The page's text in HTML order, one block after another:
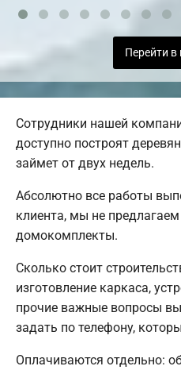
Перейти в
Сотрудники нашей
доступно построят
займет от двух недель.
Абсолютно все работы
клиента, мы не
домокомплекты.
Сколько стоит
изготовление каркаса,
прочие важные вопросы
задать по телефону,
Оплачиваются отдельно: